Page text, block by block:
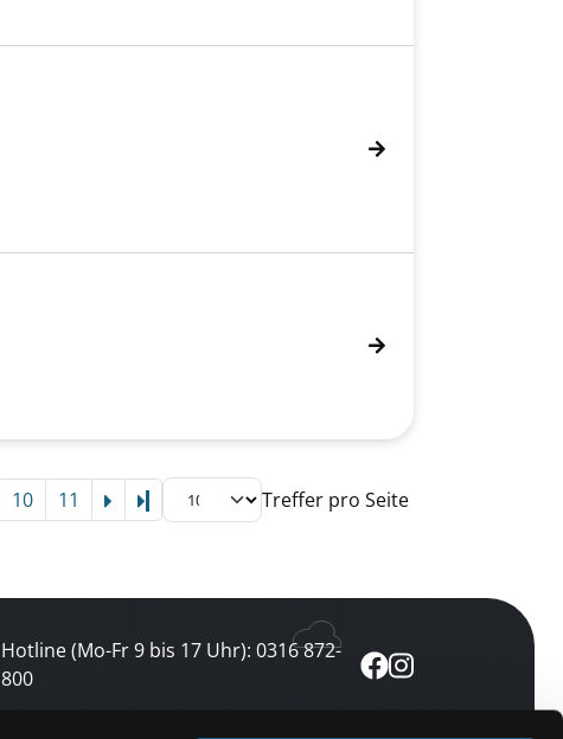
10 11 Letzte Seite Treffer pro Seite
Hotline (Mo-Fr 9 bis 17 Uhr): 0316 872-
800